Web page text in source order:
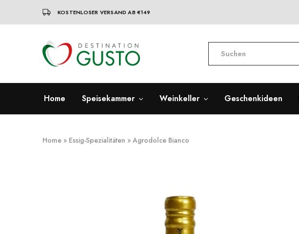
KOSTENLOSER VERSAND AB €149
Destination
Gusto
Italienische
Exzellenz
100%
qualität
Home Speisekammer Weinkeller Geschenkideen
Home » Essig-Spezialitäten » Agrodolce Bianco